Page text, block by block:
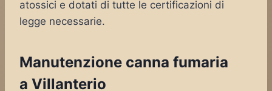
atossici e dotati di tutte le certificazioni di
legge necessarie.
Manutenzione canna fumaria
a Villanterio